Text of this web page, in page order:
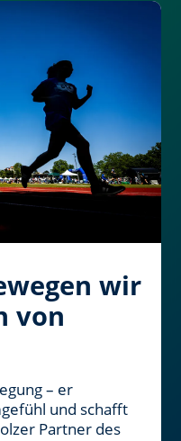
wir
von
– er
und schafft
Partner des